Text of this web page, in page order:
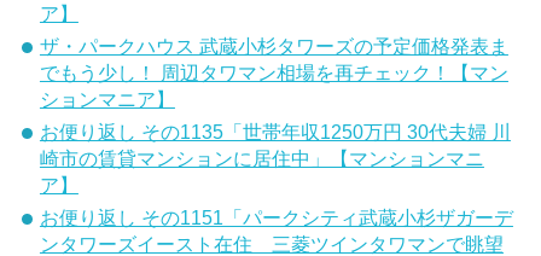
ア】
ザ・パークハウス 武蔵小杉タワーズの予定価格発表ま
でもう少し！ 周辺タワマン相場を再チェック！【マン
ションマニア】
お便り返し その1135「世帯年収1250万円 30代夫婦 川
崎市の賃貸マンションに居住中」【マンションマニ
ア】
お便り返し その1151「パークシティ武蔵小杉ザガーデ
ンタワーズイースト在住 三菱ツインタワマンで眺望